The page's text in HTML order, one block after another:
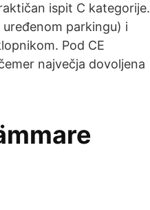
ispit C kategorije.
parkingu) i
Pod CE
največja dovoljena